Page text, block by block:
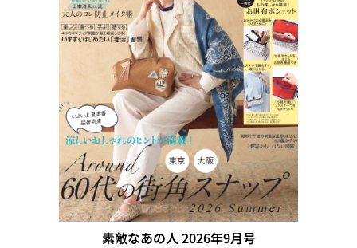
素敵なあの人 2026年9月号